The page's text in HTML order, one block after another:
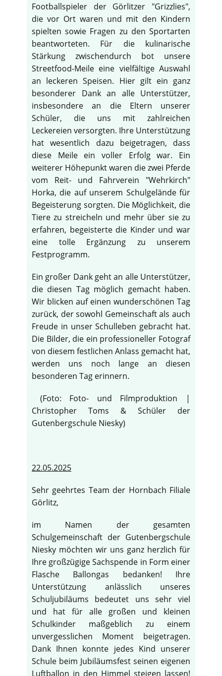
Footballspieler der Görlitzer "Grizzlies",
die vor Ort waren und mit den Kindern
spielten sowie Fragen zu den Sportarten
beantworteten. Für die kulinarische
Stärkung zwischendurch bot unsere
Streetfood-Meile eine vielfältige Auswahl
an leckeren Speisen. Hier gilt ein ganz
besonderer Dank an alle Unterstützer,
insbesondere an die Eltern unserer
Schüler, die uns mit zahlreichen
Leckereien versorgten. Ihre Unterstützung
hat wesentlich dazu beigetragen, dass
diese Meile ein voller Erfolg war. Ein
weiterer Höhepunkt waren die zwei Pferde
vom Reit- und Fahrverein "Wehrkirch"
Horka, die auf unserem Schulgelände für
Begeisterung sorgten. Die Möglichkeit, die
Tiere zu streicheln und mehr über sie zu
erfahren, begeisterte die Kinder und war
eine tolle Ergänzung zu unserem
Festprogramm.
Ein großer Dank geht an alle Unterstützer,
die diesen Tag möglich gemacht haben.
Wir blicken auf einen wunderschönen Tag
zurück, der sowohl Gemeinschaft als auch
Freude in unser Schulleben gebracht hat.
Die Bilder, die ein professioneller Fotograf
von diesem festlichen Anlass gemacht hat,
werden uns noch lange an diesen
besonderen Tag erinnern.
(Foto: Foto- und Filmproduktion |
Christopher Toms & Schüler der
Gutenbergschule Niesky)
22.05.2025
Sehr geehrtes Team der Hornbach Filiale
Görlitz,
im Namen der gesamten
Schulgemeinschaft der Gutenbergschule
Niesky möchten wir uns ganz herzlich für
Ihre großzügige Sachspende in Form einer
Flasche Ballongas bedanken! Ihre
Unterstützung anlässlich unseres
Schuljubiläums bedeutet uns sehr viel
und hat für alle großen und kleinen
Schulkinder maßgeblich zu einem
unvergesslichen Moment beigetragen.
Dank Ihnen konnte jedes Kind unserer
Schule beim Jubiläumsfest seinen eigenen
Luftballon in den Himmel steigen lassen!